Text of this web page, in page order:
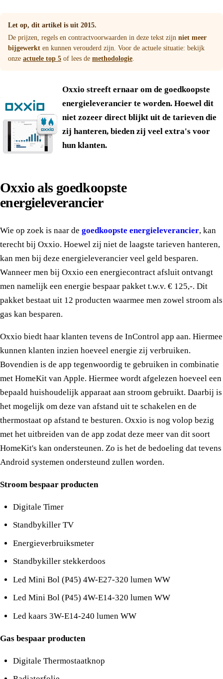
Let op, dit artikel is uit 2015.
De prijzen, regels en contractvoorwaarden in deze tekst zijn niet meer
bijgewerkt en kunnen verouderd zijn. Voor de actuele situatie: bekijk
onze actuele top 5 of lees de methodologie.
Oxxio streeft ernaar om de goedkoopste
energieleverancier te worden. Hoewel dit
niet zozeer direct blijkt uit de tarieven die
zij hanteren, bieden zij veel extra's voor
hun klanten.
Oxxio als goedkoopste
energieleverancier
Wie op zoek is naar de goedkoopste energieleverancier, kan
terecht bij Oxxio. Hoewel zij niet de laagste tarieven hanteren,
kan men bij deze energieleverancier veel geld besparen.
Wanneer men bij Oxxio een energiecontract afsluit ontvangt
men namelijk een energie bespaar pakket t.w.v. € 125,-. Dit
pakket bestaat uit 12 producten waarmee men zowel stroom als
gas kan besparen.
Oxxio biedt haar klanten tevens de InControl app aan. Hiermee
kunnen klanten inzien hoeveel energie zij verbruiken.
Bovendien is de app tegenwoordig te gebruiken in combinatie
met HomeKit van Apple. Hiermee wordt afgelezen hoeveel een
bepaald huishoudelijk apparaat aan stroom gebruikt. Daarbij is
het mogelijk om deze van afstand uit te schakelen en de
thermostaat op afstand te besturen. Oxxio is nog volop bezig
met het uitbreiden van de app zodat deze meer van dit soort
HomeKit's kan ondersteunen. Zo is het de bedoeling dat tevens
Android systemen ondersteund zullen worden.
Stroom bespaar producten
Digitale Timer
Standbykiller TV
Energieverbruiksmeter
Standbykiller stekkerdoos
Led Mini Bol (P45) 4W-E27-320 lumen WW
Led Mini Bol (P45) 4W-E14-320 lumen WW
Led kaars 3W-E14-240 lumen WW
Gas bespaar producten
Digitale Thermostaatknop